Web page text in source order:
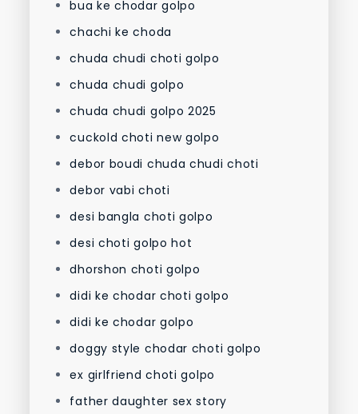
bua ke chodar golpo
chachi ke choda
chuda chudi choti golpo
chuda chudi golpo
chuda chudi golpo 2025
cuckold choti new golpo
debor boudi chuda chudi choti
debor vabi choti
desi bangla choti golpo
desi choti golpo hot
dhorshon choti golpo
didi ke chodar choti golpo
didi ke chodar golpo
doggy style chodar choti golpo
ex girlfriend choti golpo
father daughter sex story